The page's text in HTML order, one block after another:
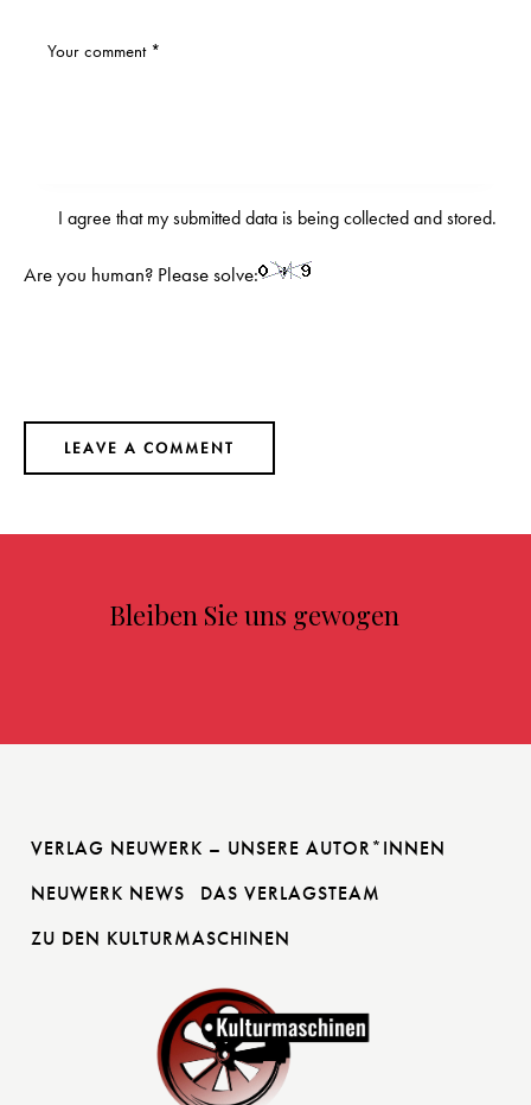
I agree that my submitted data is beingcollected and stored.
Are you human? Please solve:
Bleiben Sie uns gewogen
VERLAG NEUWERK – UNSERE AUTOR*INNEN
NEUWERK NEWS
DAS VERLAGSTEAM
ZU DEN KULTURMASCHINEN